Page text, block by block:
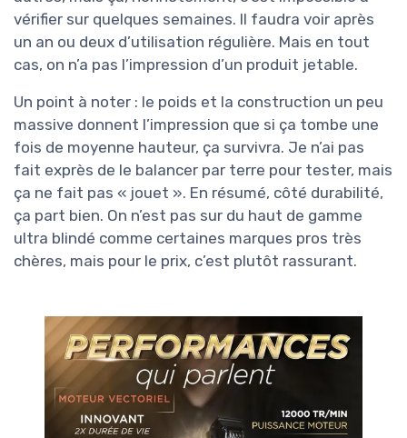
vérifier sur quelques semaines. Il faudra voir après
un an ou deux d’utilisation régulière. Mais en tout
cas, on n’a pas l’impression d’un produit jetable.
Un point à noter : le poids et la construction un peu
massive donnent l’impression que si ça tombe une
fois de moyenne hauteur, ça survivra. Je n’ai pas
fait exprès de le balancer par terre pour tester, mais
ça ne fait pas « jouet ». En résumé, côté durabilité,
ça part bien. On n’est pas sur du haut de gamme
ultra blindé comme certaines marques pros très
chères, mais pour le prix, c’est plutôt rassurant.